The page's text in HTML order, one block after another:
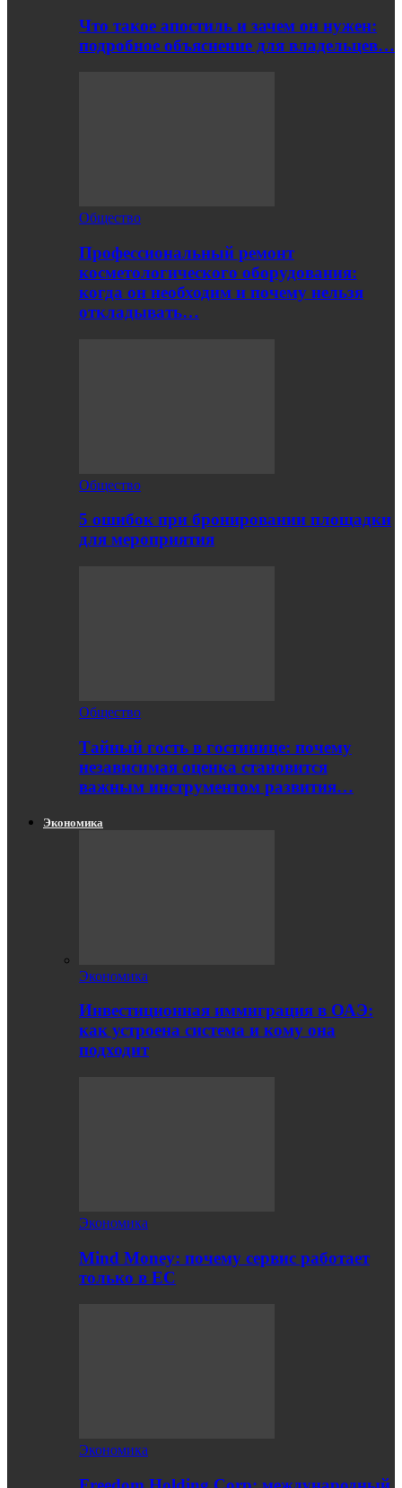
Что такое апостиль и зачем он нужен:
подробное объяснение для владельцев…
Общество
Профессиональный ремонт
косметологического оборудования:
когда он необходим и почему нельзя
откладывать…
Общество
5 ошибок при бронировании площадки
для мероприятия
Общество
Тайный гость в гостинице: почему
независимая оценка становится
важным инструментом развития…
Экономика
Экономика
Инвестиционная иммиграция в ОАЭ:
как устроена система и кому она
подходит
Экономика
Mind Money: почему сервис работает
только в ЕС
Экономика